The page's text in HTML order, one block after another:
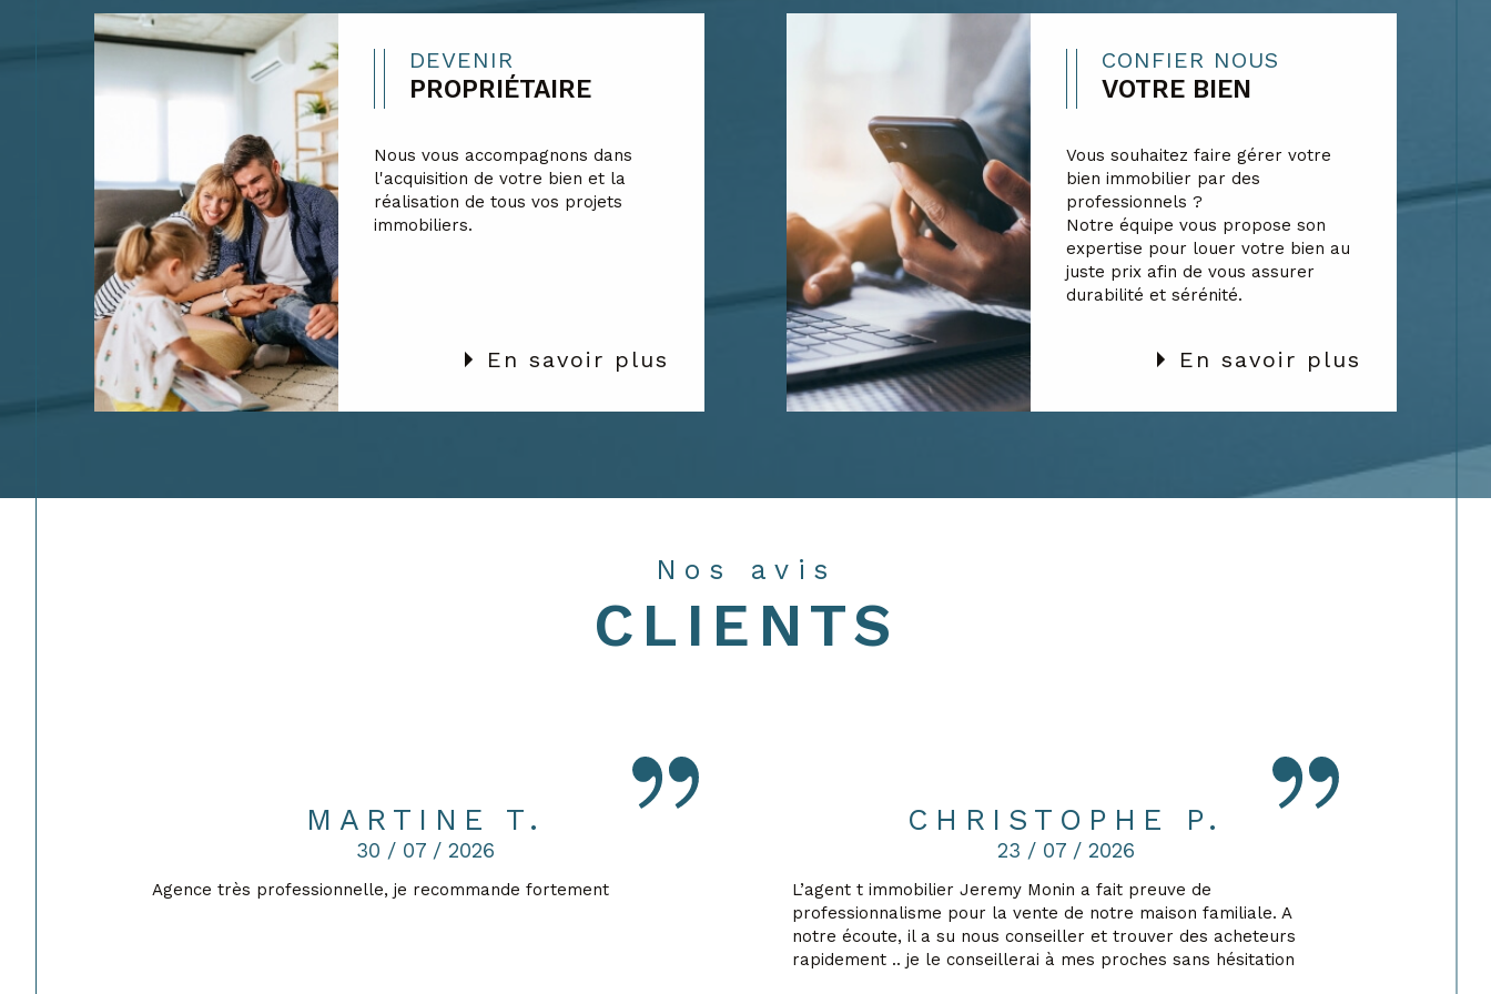
DEVENIR
PROPRIÉTAIRE
Nous vous accompagnons dans
l'acquisition de votre bien et la
réalisation de tous vos projets
immobiliers.
En savoir plus
CONFIER NOUS
VOTRE BIEN
Vous souhaitez faire gérer votre
bien immobilier par des
professionnels ?
Notre équipe vous propose son
expertise pour louer votre bien au
juste prix afin de vous assurer
durabilité et sérénité.
En savoir plus
Nos avis
CLIENTS
MARTINE T.
30 / 07 / 2026
Agence très professionnelle, je recommande fortement
CHRISTOPHE P.
23 / 07 / 2026
L’agent t immobilier Jeremy Monin a fait preuve de
professionnalisme pour la vente de notre maison familiale. A
notre écoute, il a su nous conseiller et trouver des acheteurs
rapidement .. je le conseillerai à mes proches sans hésitation